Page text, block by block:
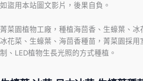
如盜用本站圖文影片，後果自負。
菁菜園植物工廠，種植海茴香、生蠔葉、冰
冰花菜、生蠔葉、海茴香種苗，菁菜園採用
制、LED植物生長光照的方式種植。